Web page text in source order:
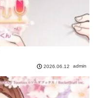
2026.06.12 admin